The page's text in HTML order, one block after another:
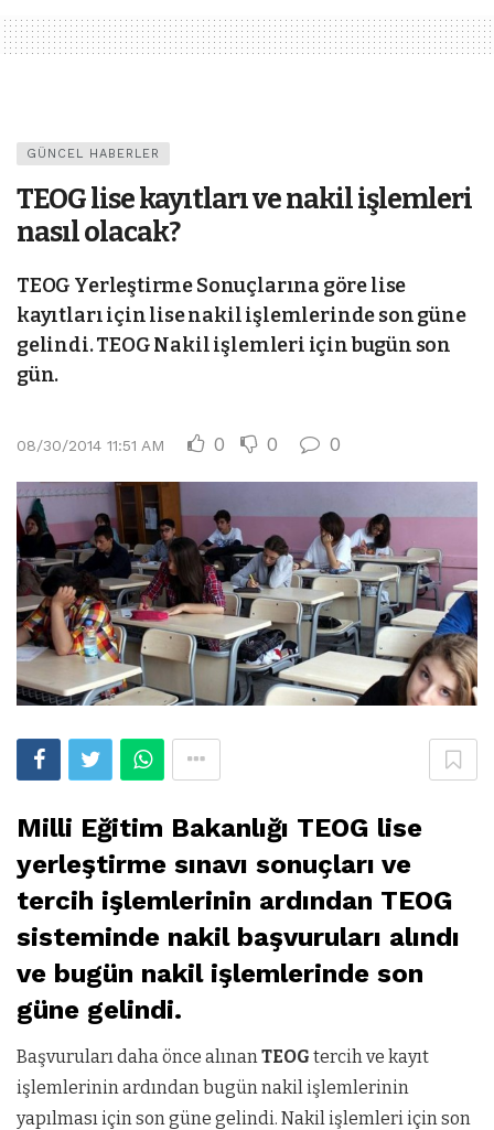
GÜNCEL HABERLER
TEOG lise kayıtları ve nakil işlemleri
nasıl olacak?
TEOG Yerleştirme Sonuçlarına göre lise
kayıtları için lise nakil işlemlerinde son güne
gelindi. TEOG Nakil işlemleri için bugün son
gün.
08/30/2014 11:51 AM 0 0 0
Milli Eğitim Bakanlığı TEOG lise
yerleştirme sınavı sonuçları ve
tercih işlemlerinin ardından TEOG
sisteminde nakil başvuruları alındı
ve bugün nakil işlemlerinde son
güne gelindi.
Başvuruları daha önce alınan TEOG tercih ve kayıt
işlemlerinin ardından bugün nakil işlemlerinin
yapılması için son güne gelindi. Nakil işlemleri için son